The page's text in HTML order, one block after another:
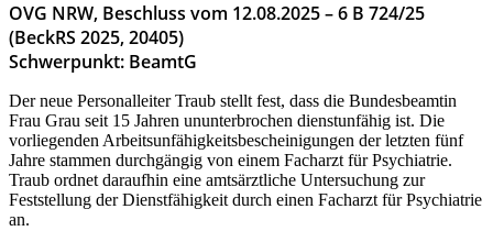
OVG NRW, Beschluss vom 12.08.2025 – 6 B 724/25
(BeckRS 2025, 20405)
Schwerpunkt: BeamtG
Der neue Personalleiter Traub stellt fest, dass die Bundesbeamtin
Frau Grau seit 15 Jahren ununterbrochen dienstunfähig ist. Die
vorliegenden Arbeitsunfähigkeitsbescheinigungen der letzten fünf
Jahre stammen durchgängig von einem Facharzt für Psychiatrie.
Traub ordnet daraufhin eine amtsärztliche Untersuchung zur
Feststellung der Dienstfähigkeit durch einen Facharzt für Psychiatrie
an.